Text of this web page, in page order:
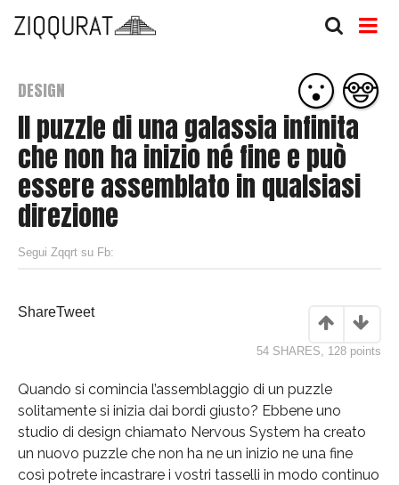
DESIGN
Il puzzle di una galassia infinita
che non ha inizio né fine e può
essere assemblato in qualsiasi
direzione
Segui Zqqrt su Fb:
ShareTweet
54 SHARES, 128 points
Quando si comincia l’assemblaggio di un puzzle
solitamente si inizia dai bordi giusto? Ebbene uno
studio di design chiamato Nervous System ha creato
un nuovo puzzle che non ha ne un inizio ne una fine
così potrete incastrare i vostri tasselli in modo continuo